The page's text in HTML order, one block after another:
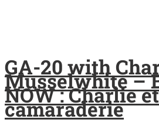
GA-20 with
Musselwhite –
NOW : Charlie
camaraderie